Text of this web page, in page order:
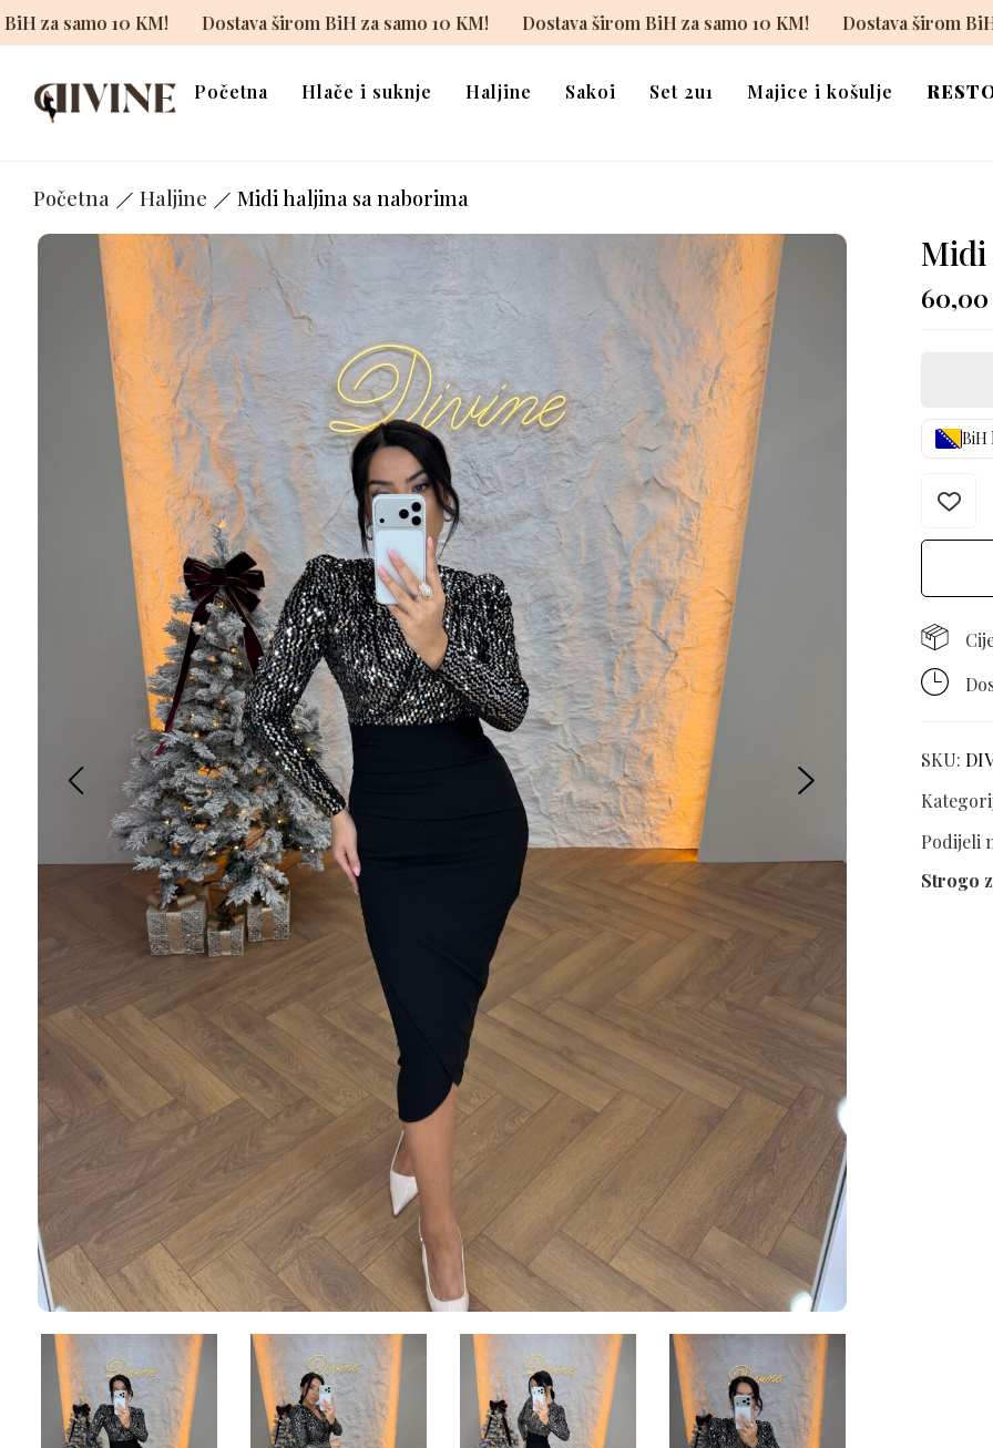
Dostava širom BiH za samo 10 KM! Dostava širom BiH za samo 10 KM! Dostava širom BiH za samo 10 KM!
Početna Hlače i suknje Haljine Sakoi Set 2u1 Majice i košulje
Početna Haljine Midi haljina sa naborima
Midi
60,00
BiH
SKU:
Podijeli
Strogo